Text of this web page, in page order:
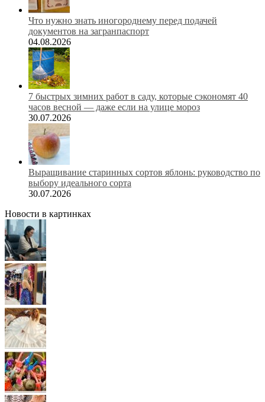
Что нужно знать иногороднему перед подачей
документов на загранпаспорт
04.08.2026
7 быстрых зимних работ в саду, которые сэкономят 40
часов весной — даже если на улице мороз
30.07.2026
Выращивание старинных сортов яблонь: руководство по
выбору идеального сорта
30.07.2026
Новости в картинках